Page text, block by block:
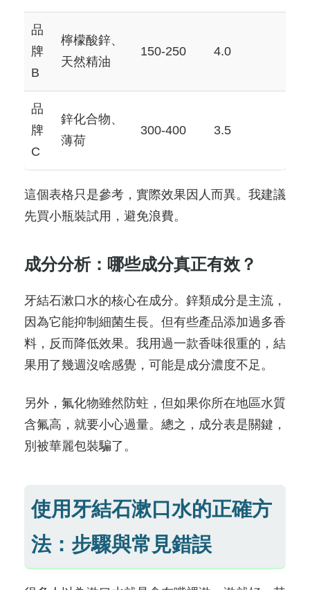
品
牌
B
檸檬酸鋅、
天然精油
150-250 4.0
品
牌
C
鋅化合物、
薄荷
300-400 3.5
這個表格只是參考，實際效果因人而異。我建議
先買小瓶裝試用，避免浪費。
成分分析：哪些成分真正有效？
牙結石漱口水的核心在成分。鋅類成分是主流，
因為它能抑制細菌生長。但有些產品添加過多香
料，反而降低效果。我用過一款香味很重的，結
果用了幾週沒啥感覺，可能是成分濃度不足。
另外，氟化物雖然防蛀，但如果你所在地區水質
含氟高，就要小心過量。總之，成分表是關鍵，
別被華麗包裝騙了。
使用牙結石漱口水的正確方
法：步驟與常見錯誤